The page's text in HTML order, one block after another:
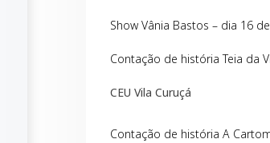
Show Vânia Bastos – dia 16
Contação de história Teia da
CEU Vila Curuçá
Contação de história A